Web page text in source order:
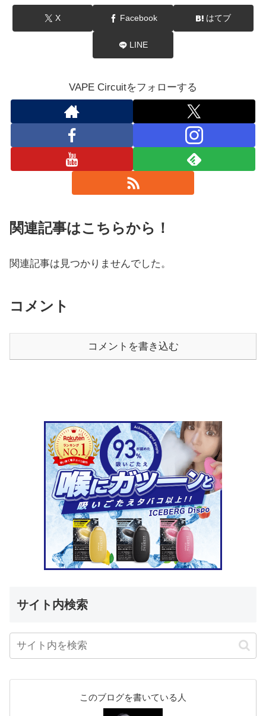
X Facebook はてブ
LINE
VAPE Circuitをフォローする
関連記事はこちらから！
関連記事は見つかりませんでした。
コメント
コメントを書き込む
サイト内検索
このブログを書いている人